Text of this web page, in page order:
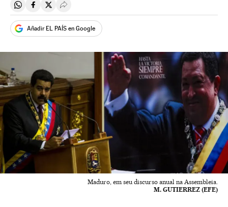
Compartir en Whatsapp
Compartir en Facebook
Compartir en Twitter
Desplegar Redes Sociales
Añadir EL PAÍS en Google
Maduro, em seu discurso anual na Assembleia.
M. GUTIERREZ (EFE)